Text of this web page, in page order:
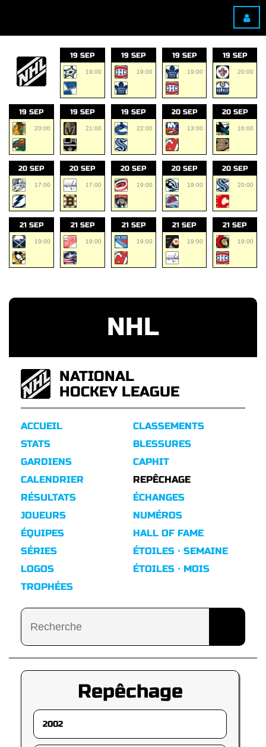
19 SEP
19:00
19 SEP
19:00
19 SEP
19:00
19 SEP
20:00
19 SEP
20:00
19 SEP
21:00
19 SEP
22:00
20 SEP
13:00
20 SEP
16:00
20 SEP
17:00
20 SEP
17:00
20 SEP
19:00
20 SEP
19:00
20 SEP
20:00
21 SEP
19:00
21 SEP
19:00
21 SEP
19:00
21 SEP
19:00
21 SEP
19:00
NHL
NATIONAL
HOCKEY LEAGUE
ACCUEIL
STATS
GARDIENS
CALENDRIER
RÉSULTATS
CLASSEMENTS
BLESSURES
CAPHIT
REPÊCHAGE
ÉCHANGES
JOUEURS
ÉQUIPES
SÉRIES
LOGOS
TROPHÉES
NUMÉROS
HALL OF FAME
ÉTOILES · SEMAINE
ÉTOILES · MOIS
Repêchage